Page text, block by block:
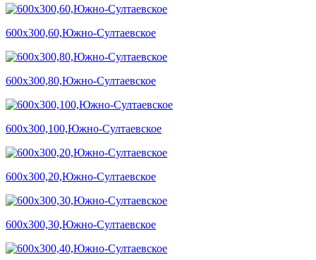
600х300,60,Южно-Султаевское
600х300,80,Южно-Султаевское
600х300,100,Южно-Султаевское
600х300,20,Южно-Султаевское
600х300,30,Южно-Султаевское